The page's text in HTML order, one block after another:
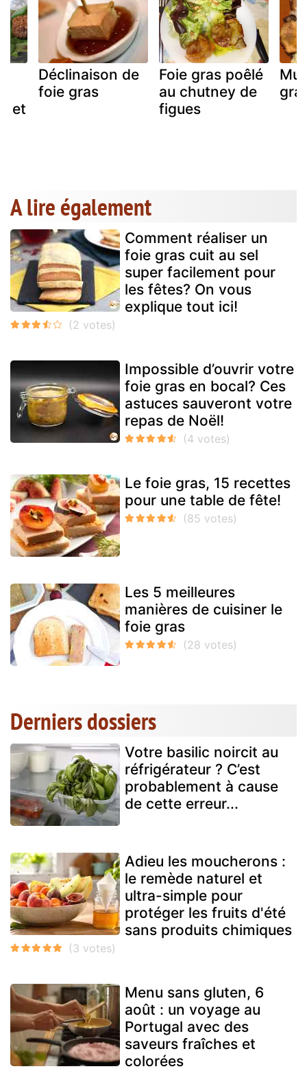
et
Déclinaison de
foie gras
Foie gras poêlé
au chutney de
figues
A lire également
Comment réaliser un
foie gras cuit au sel
super facilement pour
les fêtes? On vous
explique tout ici!
Impossible d’ouvrir votre
foie gras en bocal? Ces
astuces sauveront votre
repas de Noël!
Le foie gras, 15 recettes
pour une table de fête!
Les 5 meilleures
manières de cuisiner le
foie gras
Derniers dossiers
Votre basilic noircit au
réfrigérateur ? C’est
probablement à cause
de cette erreur...
Adieu les moucherons :
le remède naturel et
ultra-simple pour
protéger les fruits d'été
sans produits chimiques
Menu sans gluten, 6
août : un voyage au
Portugal avec des
saveurs fraîches et
colorées